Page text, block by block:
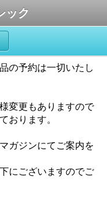
ック
の予約は一切いたし
変更もありますので
おります。
ガジンにてご案内を
にございますのでご